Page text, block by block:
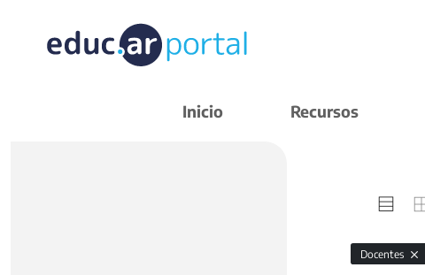
Inicio Recursos
Docentes